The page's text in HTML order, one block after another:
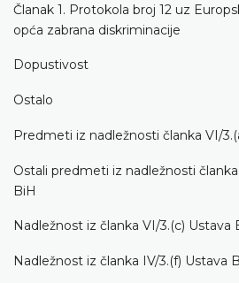
Članak 1. Protokola broj 12 uz
opća zabrana diskriminacije
Dopustivost
Ostalo
Predmeti iz nadležnosti članka VI/
Ostali predmeti iz nadležnosti
BiH
Nadležnost iz članka VI/3.(c) Ustava
Nadležnost iz članka IV/3.(f) Ustava